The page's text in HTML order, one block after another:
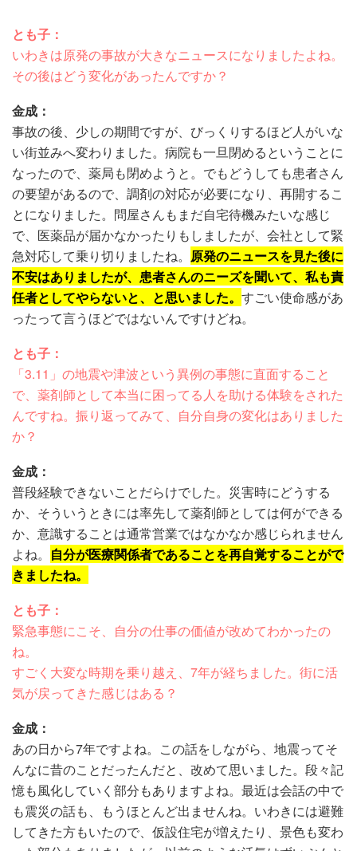
とも子：
いわきは原発の事故が大きなニュースになりましたよね。
その後はどう変化があったんですか？
金成：
事故の後、少しの期間ですが、びっくりするほど人がいな
い街並みへ変わりました。病院も一旦閉めるということに
なったので、薬局も閉めようと。でもどうしても患者さん
の要望があるので、調剤の対応が必要になり、再開するこ
とになりました。問屋さんもまだ自宅待機みたいな感じ
で、医薬品が届かなかったりもしましたが、会社として緊
急対応して乗り切りましたね。 原発のニュースを見た後に
不安はありましたが、患者さんのニーズを聞いて、私も責
任者としてやらないと、と思いました。 すごい使命感があ
ったって言うほどではないんですけどね。
とも子：
「3.11」の地震や津波という異例の事態に直面すること
で、薬剤師として本当に困ってる人を助ける体験をされた
んですね。振り返ってみて、自分自身の変化はありました
か？
金成：
普段経験できないことだらけでした。災害時にどうする
か、そういうときには率先して薬剤師としては何ができる
か、意識することは通常営業ではなかなか感じられません
よね。 自分が医療関係者であることを再自覚することがで
きましたね。
とも子：
緊急事態にこそ、自分の仕事の価値が改めてわかったの
ね。
すごく大変な時期を乗り越え、7年が経ちました。街に活
気が戻ってきた感じはある？
金成：
あの日から7年ですよね。この話をしながら、地震ってそ
んなに昔のことだったんだと、改めて思いました。段々記
憶も風化していく部分もありますよね。最近は会話の中で
も震災の話も、もうほとんど出ませんね。いわきには避難
してきた方もいたので、仮設住宅が増えたり、景色も変わ